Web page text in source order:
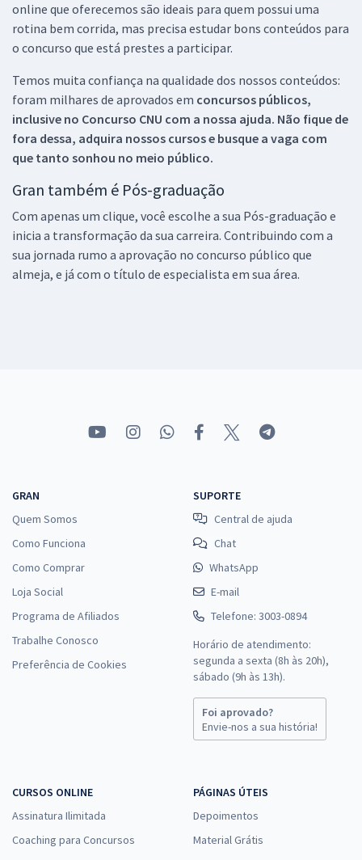
online que oferecemos são ideais para quem possui uma
rotina bem corrida, mas precisa estudar bons conteúdos para
o concurso que está prestes a participar.
Temos muita confiança na qualidade dos nossos conteúdos:
foram milhares de aprovados em concursos públicos,
inclusive no Concurso CNU com a nossa ajuda. Não fique de
fora dessa, adquira nossos cursos e busque a vaga com
que tanto sonhou no meio público.
Gran também é Pós-graduação
Com apenas um clique, você escolhe a sua Pós-graduação e
inicia a transformação da sua carreira. Contribuindo com a
sua jornada rumo a aprovação no concurso público que
almeja, e já com o título de especialista em sua área.
GRAN
Quem Somos
Como Funciona
Como Comprar
Loja Social
Programa de Afiliados
Trabalhe Conosco
Preferência de Cookies
SUPORTE
Central de ajuda
Chat
WhatsApp
E-mail
Telefone: 3003-0894
Horário de atendimento:
segunda a sexta (8h às 20h),
sábado (9h às 13h).
Foi aprovado?
Envie-nos a sua história!
CURSOS ONLINE
Assinatura Ilimitada
Coaching para Concursos
PÁGINAS ÚTEIS
Depoimentos
Material Grátis